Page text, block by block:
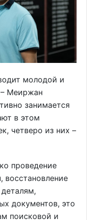
молодой и
– Меиржан
занимается
в этом
четверо из них –
проведение
восстановление
документов, это
поисковой и